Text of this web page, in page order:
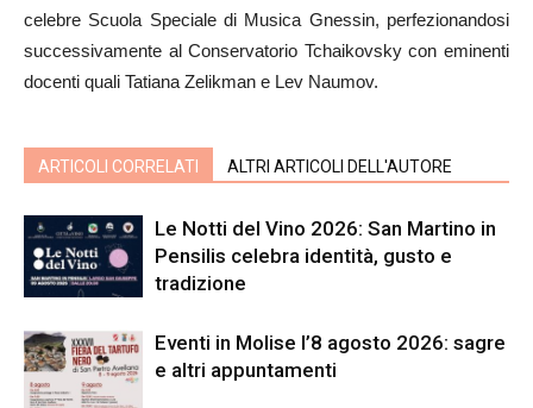
celebre Scuola Speciale di Musica Gnessin, perfezionandosi
successivamente al Conservatorio Tchaikovsky con eminenti
docenti quali Tatiana Zelikman e Lev Naumov.
ARTICOLI CORRELATI ALTRI ARTICOLI DELL'AUTORE
Le Notti del Vino 2026: San Martino in
Pensilis celebra identità, gusto e
tradizione
Eventi in Molise l’8 agosto 2026: sagre
e altri appuntamenti